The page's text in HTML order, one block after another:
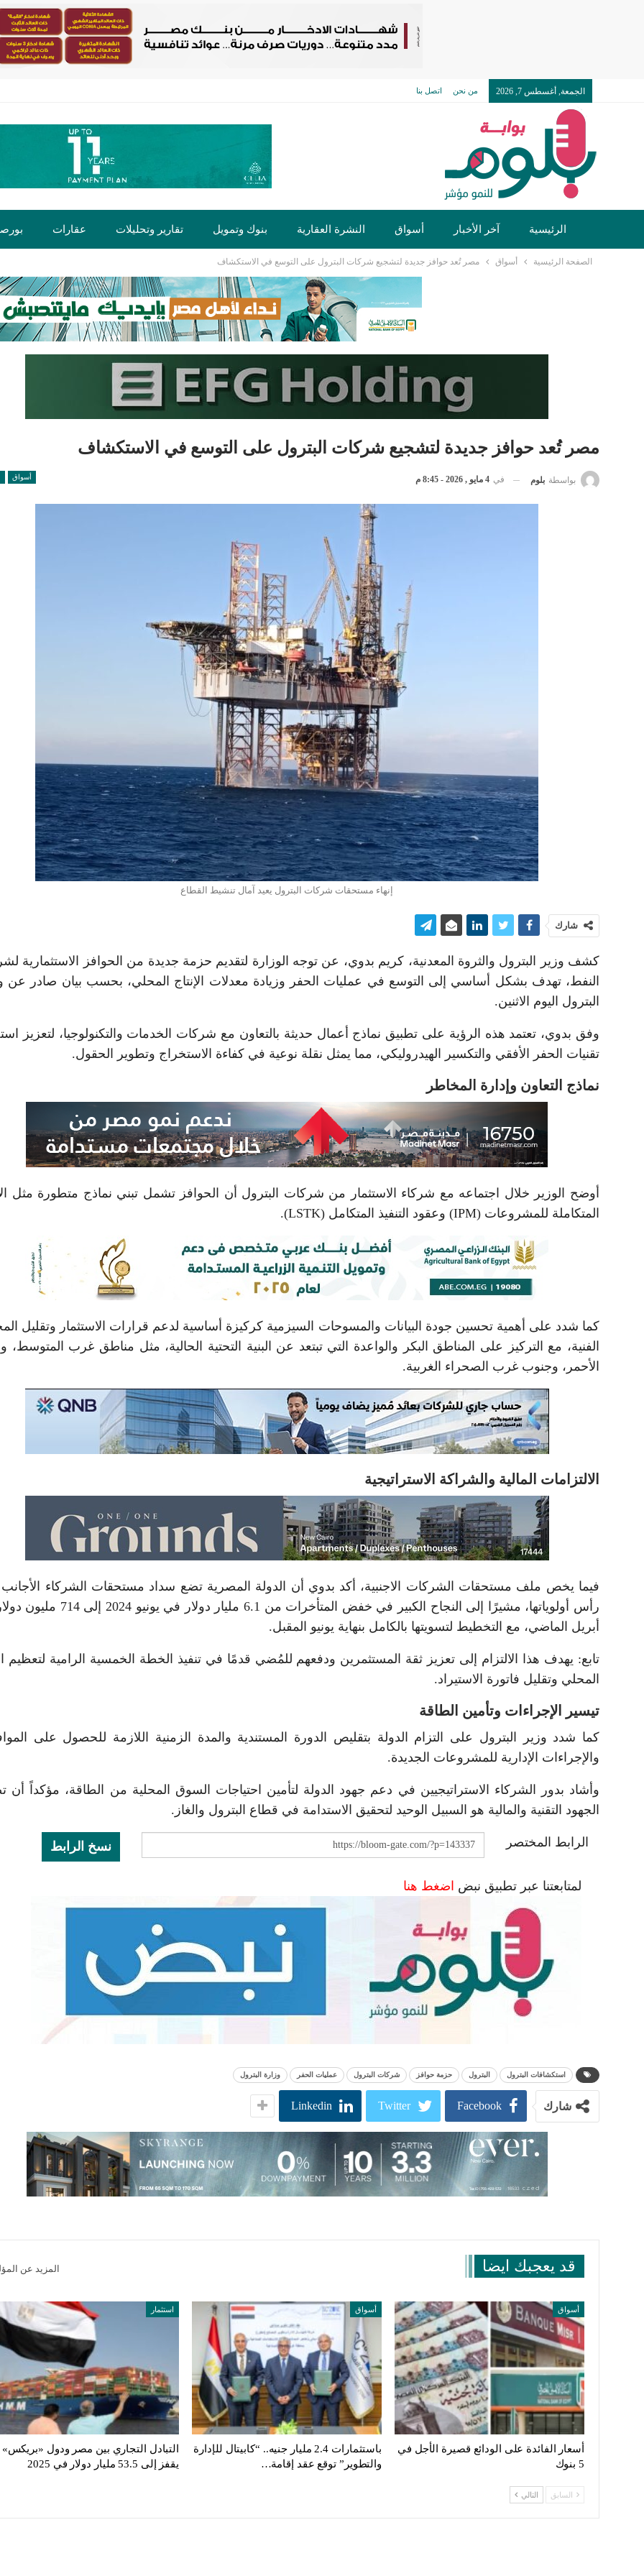
الجمعة, أغسطس 7, 2026 من نحن اتصل بنا
الرئيسية آخر الأخبار أسواق النشرة العقارية بنوك وتمويل تقارير وتحليلات عقارات
الصفحة الرئيسية أسواق مصر تُعد حوافز جديدة لتشجيع شركات البترول على التوسع في الاستكشاف
مصر تُعد حوافز جديدة لتشجيع شركات البترول على التوسع في الاستكشاف
أسواق بواسطة بلوم في 4 مايو , 2026 - 8:45 م
إنهاء مستحقات شركات البترول يعيد آمال تنشيط القطاع
شارك
كشف وزير البترول والثروة المعدنية، كريم بدوي، عن توجه الوزارة لتقديم حزمة جديدة من الحوافز الاستثمارية
النفط، تهدف بشكل أساسي إلى التوسع في عمليات الحفر وزيادة معدلات الإنتاج المحلي، بحسب بيان صادر عن
البترول اليوم الاثنين.
وفق بدوي، تعتمد هذه الرؤية على تطبيق نماذج أعمال حديثة بالتعاون مع شركات الخدمات والتكنولوجيا، لتعزيز
تقنيات الحفر الأفقي والتكسير الهيدروليكي، مما يمثل نقلة نوعية في كفاءة الاستخراج وتطوير الحقول.
نماذج التعاون وإدارة المخاطر
أوضح الوزير خلال اجتماعه مع شركاء الاستثمار من شركات البترول أن الحوافز تشمل تبني نماذج متطورة مثل
المتكاملة للمشروعات (IPM) وعقود التنفيذ المتكامل (LSTK).
كما شدد على أهمية تحسين جودة البيانات والمسوحات السيزمية كركيزة أساسية لدعم قرارات الاستثمار وتقليل
الفنية، مع التركيز على المناطق البكر والواعدة التي تبتعد عن البنية التحتية الحالية، مثل مناطق غرب المتوسط،
الأحمر، وجنوب غرب الصحراء الغربية.
الالتزامات المالية والشراكة الاستراتيجية
فيما يخص ملف مستحقات الشركات الاجنبية، أكد بدوي أن الدولة المصرية تضع سداد مستحقات الشركاء
رأس أولوياتها، مشيرًا إلى النجاح الكبير في خفض المتأخرات من 6.1 مليار
أبريل الماضي، مع التخطيط لتسويتها بالكامل بنهاية يونيو المقبل.
تابع: يهدف هذا الالتزام إلى تعزيز ثقة المستثمرين ودفعهم للمُضي قدمًا في تنفيذ الخطة الخمسية الرامية لتعظيم
المحلي وتقليل فاتورة الاستيراد.
تيسير الإجراءات وتأمين الطاقة
كما شدد وزير البترول على التزام الدولة بتقليص الدورة المستندية والمدة الزمنية اللازمة للحصول على
والإجراءات الإدارية للمشروعات الجديدة.
وأشاد بدور الشركاء الاستراتيجيين في دعم جهود الدولة لتأمين احتياجات السوق المحلية من الطاقة، مؤكداً أن
الجهود التقنية والمالية هو السبيل الوحيد لتحقيق الاستدامة في قطاع البترول والغاز.
الرابط المختصر نسخ الرابط
لمتابعتنا عبر تطبيق نبض اضغط هنا
استكشافات البترول البترول حزمة حوافز شركات البترول عمليات الحفر وزارة البترول
شارك Facebook
Twitter
Linkedin
قد يعجبك ايضا المزيد عن
أسواق
أسعار الفائدة على الودائع قصيرة الأجل في
5 بنوك
أسواق
باستثمارات 2.4 مليار جنيه.. “كابيتال للإدارة
والتطوير” توقع عقد إقامة…
استثمار
التبادل التجاري بين مصر ودول «بريكس»
يقفز إلى 53.5 مليار دولار في 2025
السابق التالي